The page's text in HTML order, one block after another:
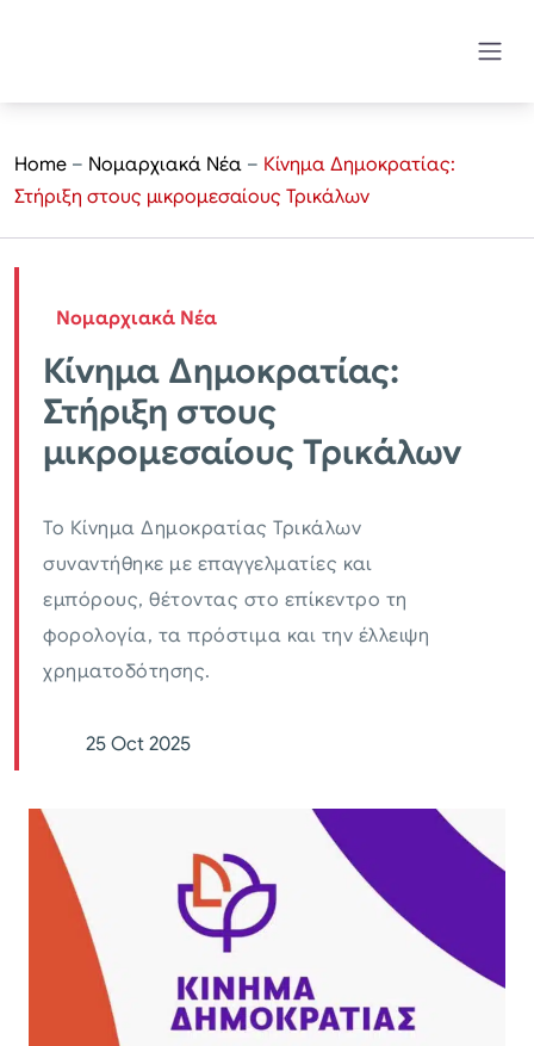
Home – Νομαρχιακά Νέα – Κίνημα Δημοκρατίας:
Στήριξη στους μικρομεσαίους Τρικάλων
Νομαρχιακά Νέα
Κίνημα Δημοκρατίας:
Στήριξη στους
μικρομεσαίους Τρικάλων
Το Κίνημα Δημοκρατίας Τρικάλων
συναντήθηκε με επαγγελματίες και
εμπόρους, θέτοντας στο επίκεντρο τη
φορολογία, τα πρόστιμα και την έλλειψη
χρηματοδότησης.
25 Oct 2025